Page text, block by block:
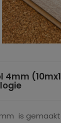
4mm
is